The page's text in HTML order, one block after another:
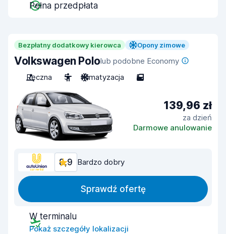
Pełna przedpłata
Bezpłatny dodatkowy kierowca Opony zimowe
Volkswagen Pololub podobne Economy
Ręczna
5 Klimatyzacja 5
139,96 zł
za dzień
Darmowe anulowanie
8,9 Bardzo dobry
Sprawdź ofertę
W terminalu
Pokaż szczegóły lokalizacji